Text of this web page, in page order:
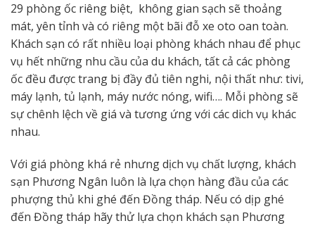
29 phòng ốc riêng biệt, không gian sạch sẽ thoảng
mát, yên tỉnh và có riêng một bãi đỗ xe oto oan toàn.
Khách sạn có rất nhiều loại phòng khách nhau để phục
vụ hết những nhu cầu của du khách, tất cả các phòng
ốc đều được trang bị đầy đủ tiên nghi, nội thất như: tivi,
máy lạnh, tủ lạnh, máy nước nóng, wifi…. Mỗi phòng sẽ
sự chênh lệch về giá và tương ứng với các dich vụ khác
nhau.
Với giá phòng khá rẻ nhưng dịch vụ chất lượng, khách
sạn Phương Ngân luôn là lựa chọn hàng đầu của các
phượng thủ khi ghé đến Đồng tháp. Nếu có dịp ghé
đến Đồng tháp hãy thử lựa chọn khách sạn Phương